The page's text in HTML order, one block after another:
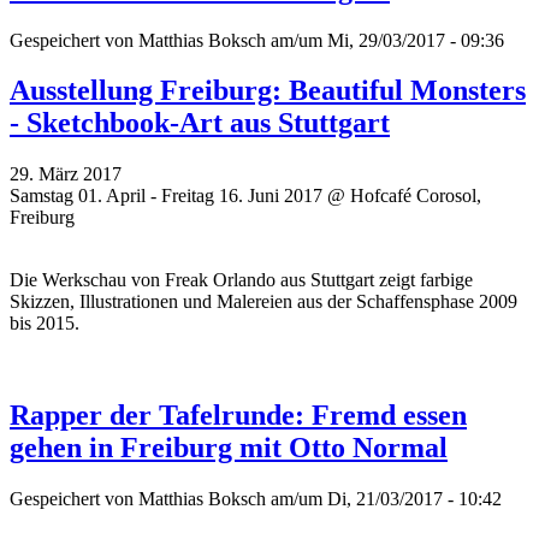
Gespeichert von Matthias Boksch am/um Mi, 29/03/2017 - 09:36
Ausstellung Freiburg: Beautiful Monsters
- Sketchbook-Art aus Stuttgart
29. März 2017
Samstag 01. April - Freitag 16. Juni 2017 @ Hofcafé Corosol,
Freiburg
Die Werkschau von Freak Orlando aus Stuttgart zeigt farbige
Skizzen, Illustrationen und Malereien aus der Schaffensphase 2009
bis 2015.
Rapper der Tafelrunde: Fremd essen
gehen in Freiburg mit Otto Normal
Gespeichert von Matthias Boksch am/um Di, 21/03/2017 - 10:42